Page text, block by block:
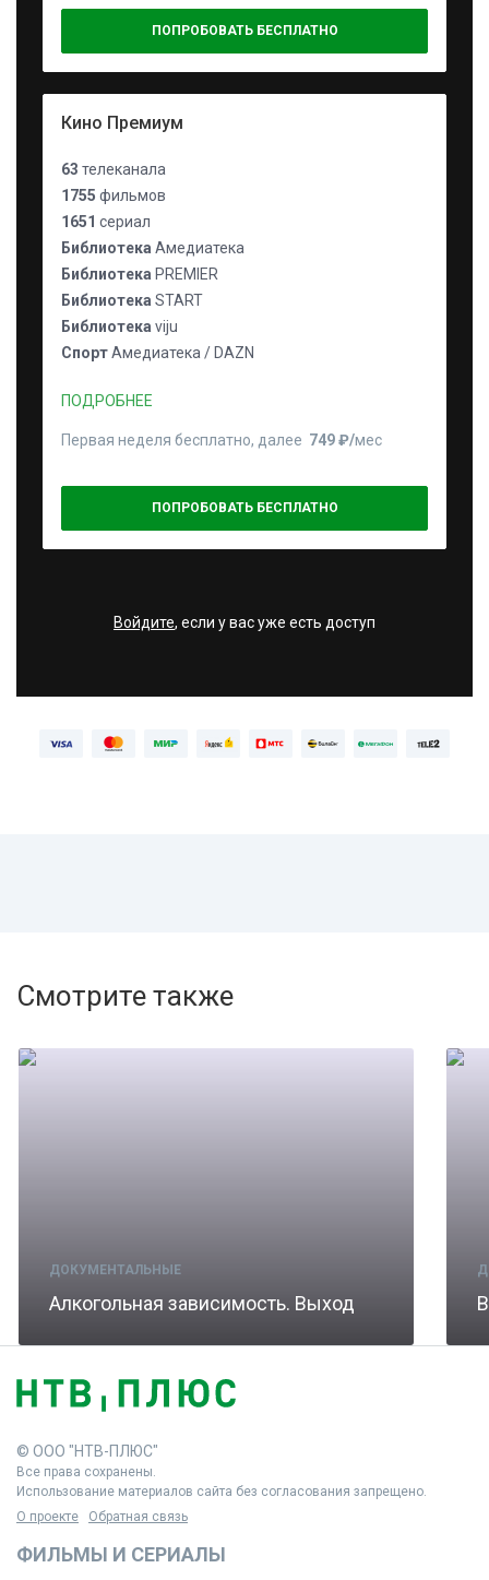
ПОПРОБОВАТЬ БЕСПЛАТНО
Кино Премиум
63 телеканала
1755 фильмов
1651 сериал
Библиотека Амедиатека
Библиотека PREMIER
Библиотека START
Библиотека viju
СпортАмедиатека / DAZN
ПОДРОБНЕЕ
Первая неделя бесплатно, далее 749 ₽⁠/⁠мес
ПОПРОБОВАТЬ БЕСПЛАТНО
Войдите, если у вас уже есть доступ
Смотрите также
ДОКУМЕНТАЛЬНЫЕ
Алкогольная зависимость. Выход
© ООО "НТВ-ПЛЮС"
Все права сохранены.
Использование материалов сайта без согласования запрещено.
О проекте
Обратная связь
ФИЛЬМЫ И СЕРИАЛЫ